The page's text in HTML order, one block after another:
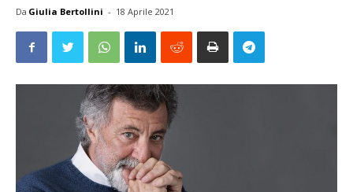
Da Giulia Bertollini - 18 Aprile 2021